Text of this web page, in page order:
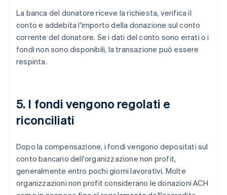
La banca del donatore riceve la richiesta, verifica il
conto e addebita l'importo della donazione sul conto
corrente del donatore. Se i dati del conto sono errati o i
fondi non sono disponibili, la transazione può essere
respinta.
5. I fondi vengono regolati e
riconciliati
Dopo la compensazione, i fondi vengono depositati sul
conto bancario dell'organizzazione non profit,
generalmente entro pochi giorni lavorativi. Molte
organizzazioni non profit considerano le donazioni ACH